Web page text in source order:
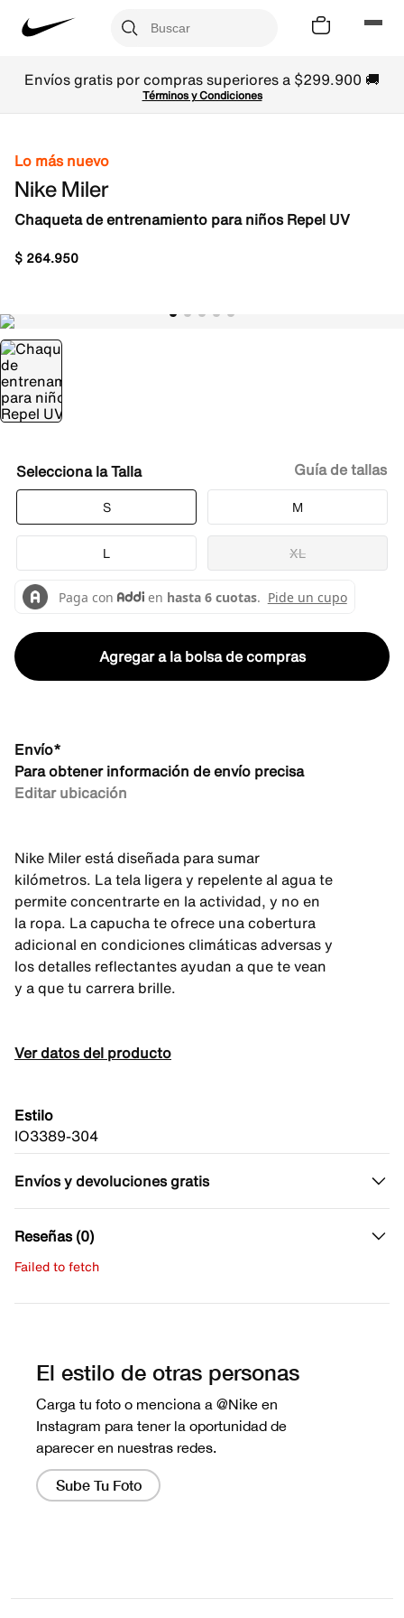
Envíos gratis por compras superiores a $299.900 🚚
Términos y Condiciones
Lo más nuevo
Nike Miler
Chaqueta de entrenamiento para niños Repel UV
$ 264.950
Talla
S M
L XL
Guía de tallas
Agregar a la bolsa de compras
Envío*
Para obtener información de envío precisa
Editar ubicación
Nike Miler está diseñada para sumar
kilómetros. La tela ligera y repelente al agua te
permite concentrarte en la actividad, y no en
la ropa. La capucha te ofrece una cobertura
adicional en condiciones climáticas adversas y
los detalles reflectantes ayudan a que te vean
y a que tu carrera brille.
Ver datos del producto
Estilo
IO3389-304
Envíos y devoluciones gratis
Reseñas (0)
Failed to fetch